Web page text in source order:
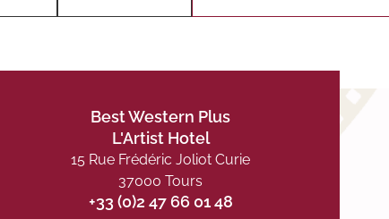
Best Western Plus
L'Artist Hotel
15 Rue Frédéric Joliot Curie
37000 Tours
+33 (0)2 47 66 01 48